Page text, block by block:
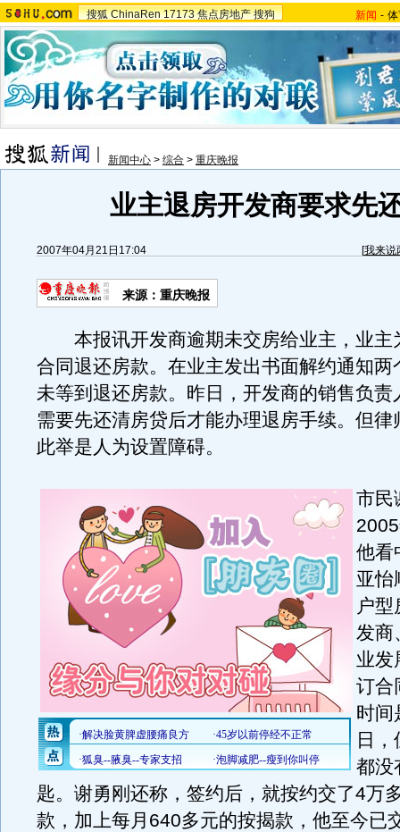
搜狐 ChinaRen 17173 焦点房地产 搜狗 新闻 -
新闻中心 > 综合 > 重庆晚报
业主退房开发商要求先
2007年04月21日17:04 [我来说
来源：重庆晚报
本报讯开发商逾期未交房给业主，业主
合同退还房款。在业主发出书面解约通知两
未等到退还房款。昨日，开发商的销售负责
需要先还清房贷后才能办理退房手续。但律
此举是人为设置障碍。
市民
他看
亚怡
户
发商
业发
订合
时间
日
都没
匙。谢勇刚还称，签约后，就按约交了4万
款，加上每月640多元的按揭款，他至今已